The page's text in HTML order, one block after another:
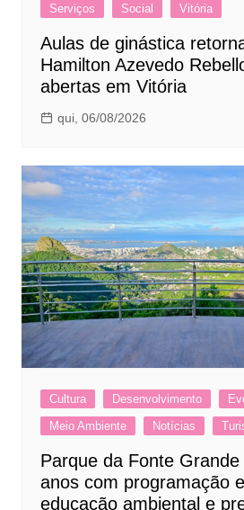
Serviços
Social Vitória
Aulas de ginástica
Hamilton Azevedo
abertas em Vitória
qui, 06/08/2026
Cultura Desenvolvimento
Meio Ambiente
Notícias
Parque da Fonte
anos com programação
educação ambiental e